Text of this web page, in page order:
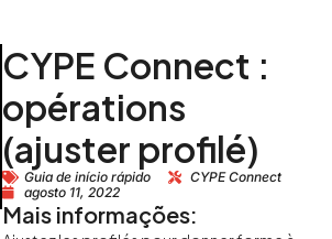
CYPE Connect :
opérations
(ajuster profilé)
Guia de início rápido
CYPE Connect
agosto 11, 2022
Mais informações: